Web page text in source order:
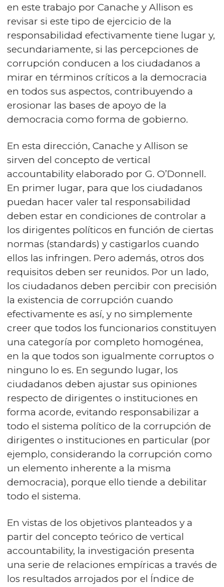
en este trabajo por Canache y Allison es
revisar si este tipo de ejercicio de la
responsabilidad efectivamente tiene lugar y,
secundariamente, si las percepciones de
corrupción conducen a los ciudadanos a
mirar en términos críticos a la democracia
en todos sus aspectos, contribuyendo a
erosionar las bases de apoyo de la
democracia como forma de gobierno.
En esta dirección, Canache y Allison se
sirven del concepto de vertical
accountability elaborado por G. O’Donnell.
En primer lugar, para que los ciudadanos
puedan hacer valer tal responsabilidad
deben estar en condiciones de controlar a
los dirigentes políticos en función de ciertas
normas (standards) y castigarlos cuando
ellos las infringen. Pero además, otros dos
requisitos deben ser reunidos. Por un lado,
los ciudadanos deben percibir con precisión
la existencia de corrupción cuando
efectivamente es así, y no simplemente
creer que todos los funcionarios constituyen
una categoría por completo homogénea,
en la que todos son igualmente corruptos o
ninguno lo es. En segundo lugar, los
ciudadanos deben ajustar sus opiniones
respecto de dirigentes o instituciones en
forma acorde, evitando responsabilizar a
todo el sistema político de la corrupción de
dirigentes o instituciones en particular (por
ejemplo, considerando la corrupción como
un elemento inherente a la misma
democracia), porque ello tiende a debilitar
todo el sistema.
En vistas de los objetivos planteados y a
partir del concepto teórico de vertical
accountability, la investigación presenta
una serie de relaciones empíricas a través de
los resultados arrojados por el Índice de